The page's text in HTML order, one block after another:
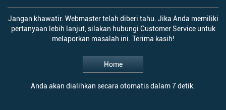
Jangan khawatir. Webmaster telah diberi tahu. Jika Anda memiliki
pertanyaan lebih lanjut, silakan hubungi Customer Service untuk
melaporkan masalah ini. Terima kasih!
Home
Anda akan dialihkan secara otomatis dalam 7 detik.